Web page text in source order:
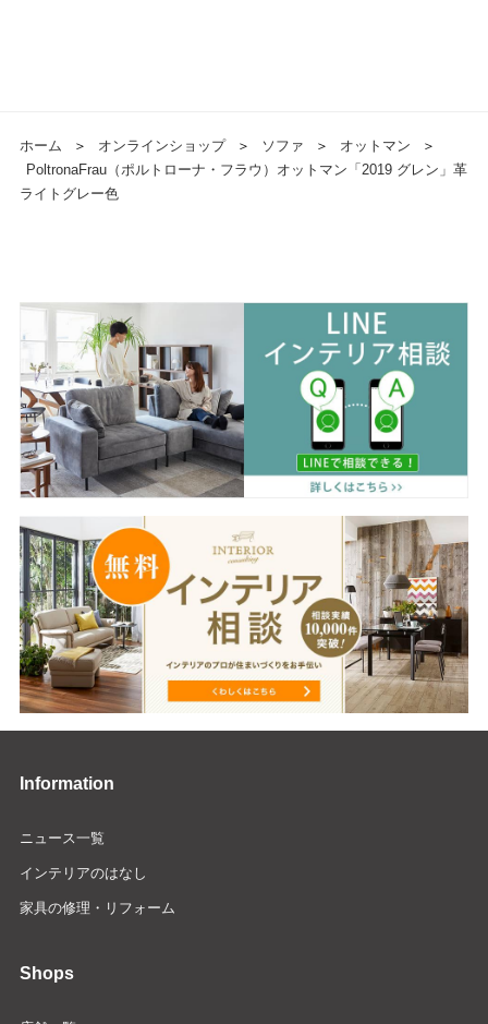
ホーム ＞ オンラインショップ ＞ ソファ ＞ オットマン
＞
PoltronaFrau（ポルトローナ・フラウ）オットマン「2019 グレン」革
ライトグレー色
Information
ニュース一覧
インテリアのはなし
家具の修理・リフォーム
Shops